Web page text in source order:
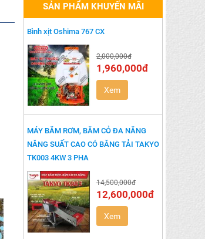
SẢN PHẨM KHUYẾN MÃI
Bình xịt Oshima 767 CX
2,000,000đ
1,960,000đ
Xem
MÁY BĂM RƠM, BĂM CỎ ĐA NĂNG
NĂNG SUẤT CAO CÓ BĂNG TẢI TAKYO
TK003 4KW 3 PHA
14,500,000đ
12,600,000đ
Xem